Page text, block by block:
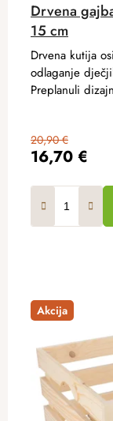
Drvena
15 cm
16,70 €
20,90 €
Drvena kutija
odlaganje
Preplanuli
Akcija